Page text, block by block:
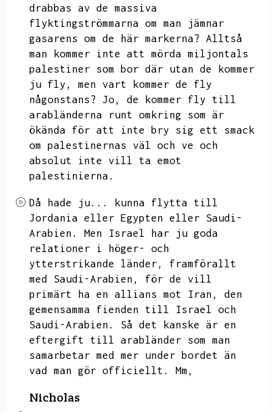
drabbas av de massiva
flyktingströmmarna om man jämnar
gasarens om de här markerna? Alltså
man kommer inte att mörda miljontals
palestiner som bor där utan de kommer
ju fly,
men vart kommer de fly
någonstans? Jo,
de kommer fly till
arabländerna runt omkring som är
ökända för att inte bry sig ett smack
om palestinernas väl och ve och
absolut inte vill ta emot
palestinierna.
Då hade ju...
kunna flytta till
Jordania eller Egypten eller Saudi-
Arabien.
Men Israel har ju goda
relationer i höger- och
ytterstrikande länder,
framförallt
med Saudi-Arabien,
för de vill
primärt ha en allians mot Iran,
den
gemensamma fienden till Israel och
Saudi-Arabien.
Så det kanske är en
eftergift till arabländer som man
samarbetar med mer under bordet än
vad man gör officiellt.
Mm,
Nicholas